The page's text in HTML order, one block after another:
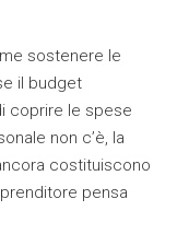
sostenere le
il budget
coprire le spese
non c’è, la
costituiscono
pensa